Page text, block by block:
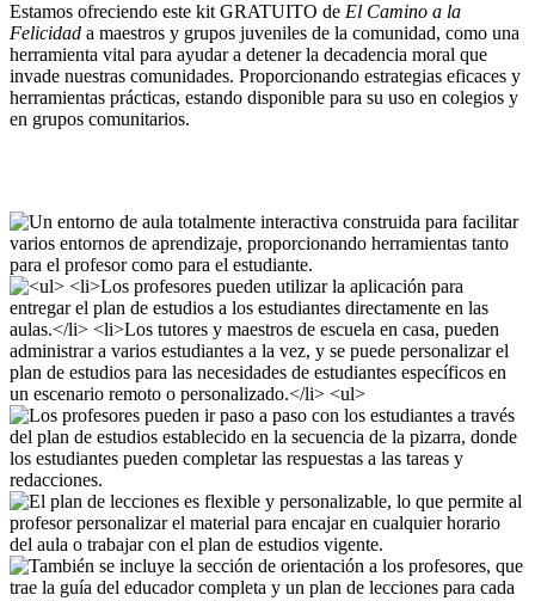
Estamos ofreciendo este kit GRATUITO de El Camino a la
Felicidad a maestros y grupos juveniles de la comunidad, como una
herramienta vital para ayudar a detener la decadencia moral que
invade nuestras comunidades. Proporcionando estrategias eficaces y
herramientas prácticas, estando disponible para su uso en colegios y
en grupos comunitarios.